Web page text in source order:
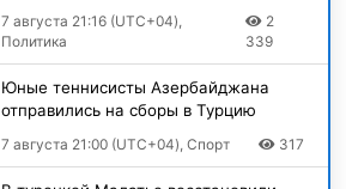
7 августа 21:16 (UTC+04),
Политика
2
339
Юные теннисисты Азербайджана
отправились на сборы в Турцию
7 августа 21:00 (UTC+04), Спорт 317